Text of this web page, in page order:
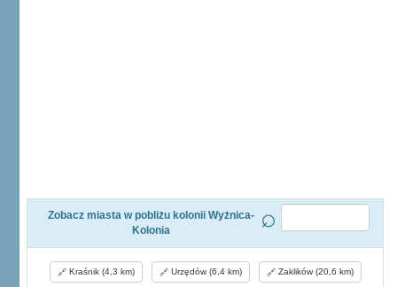
Zobacz miasta w pobliżu kolonii Wyżnica-
Kolonia
Kraśnik (4,3 km) Urzędów (6,4 km) Zaklików (20,6 km)